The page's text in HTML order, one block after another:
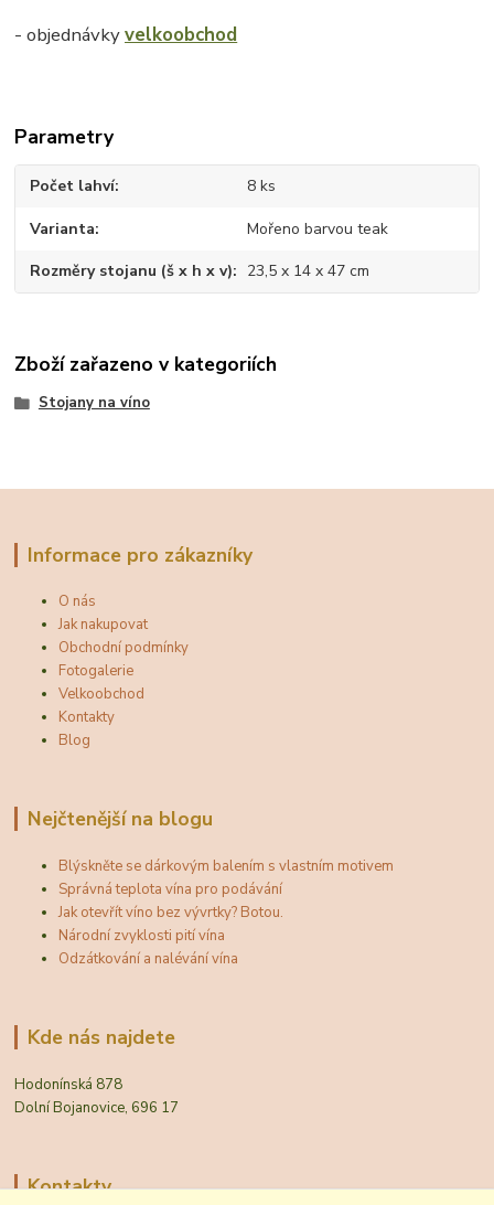
- objednávkyvelkoobchod
Parametry
Počet lahví 8 ks
Varianta Mořeno barvou teak
Rozměry stojanu (š x h x v) 23,5 x 14 x 47 cm
Zboží zařazeno v kategoriích
Stojany na víno
Informace pro zákazníky
O nás
Jak nakupovat
Obchodní podmínky
Fotogalerie
Velkoobchod
Kontakty
Blog
Nejčtenější na blogu
Blýskněte se dárkovým balením s vlastním motivem
Správná teplota vína pro podávání
Jak otevřít víno bez vývrtky? Botou.
Národní zvyklosti pití vína
Odzátkování a nalévání vína
Kde nás najdete
Hodonínská 878
Dolní Bojanovice, 696 17
Kontakty